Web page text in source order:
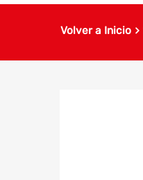
Volver a Inicio